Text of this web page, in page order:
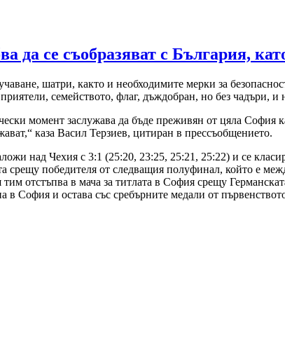
се съобразяват с България,
шатри, както и необходимите мерки за
семейството, флаг, дъждобран, но без чадъри,
момент заслужава да бъде преживян от цяла София
каза Васил Терзиев, цитиран в прессъобщението.
над Чехия с 3:1 (25:20, 23:25, 25:21, 25:22) и се
срещу победителя от следващия полуфинал, който е
отстъпва в мача за титлата в София срещу
в София и остава със сребърните медали от